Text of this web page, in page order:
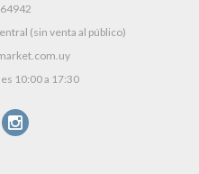
(sin venta al público)
10:00 a 17:30
